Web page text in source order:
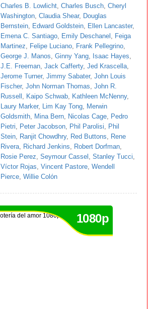
Charles B. Lowlicht Charles Busch Cheryl
Washington Claudia Shear, Douglas
Bernstein
Edward Goldstein Ellen Lancaster,
Emena C. Santiago
Emily Deschanel
Feiga
Martinez
Felipe Luciano Frank Pellegrino
George J. Manos Ginny Yang Isaac Hayes
J.E. Freeman Jack Cafferty, Jed Krascella
Jerome Turner, Jimmy Sabater, John Louis
Fischer, John Norman Thomas John R.
Russell
Kaipo Schwab Kathleen McNenny,
Laury Marker, Lim Kay Tong
Merwin
Goldsmith
Mina Bern Nicolas Cage
Pedro
Pietri
Peter Jacobson Phil Parolisi
Phil
Stein
Ranjit Chowdhry, Red Buttons
Rene
Rivera
Richard Jenkins Robert Dorfman
Rosie Perez Seymour Cassel Stanley Tucci
Víctor Rojas Vincent Pastore Wendell
Pierce Willie Colón
1080p